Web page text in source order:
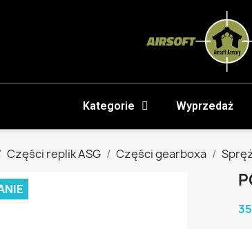
Kategorie Wyprzedaż
Części replik ASG Części gearboxa